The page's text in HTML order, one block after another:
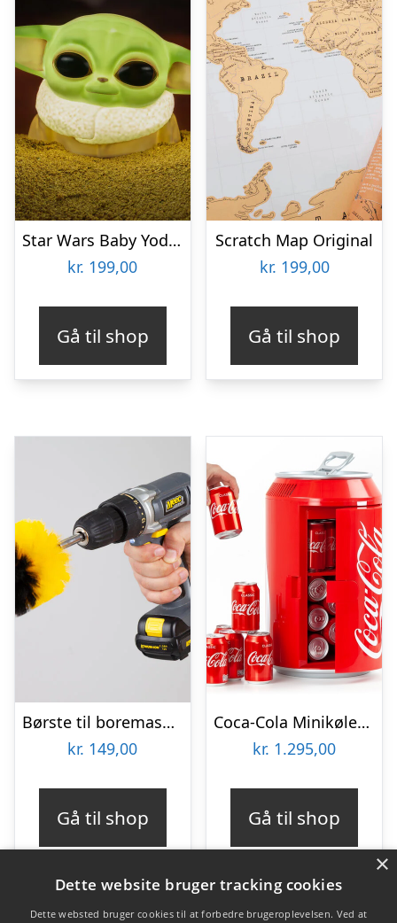
Star Wars Baby Yoda Lampe
kr. 199,00
Gå til shop
Scratch Map Original
kr. 199,00
Gå til shop
Børste til boremaskine 3-pak – Wibbri
kr. 149,00
Gå til shop
Coca-Cola Minikøleskab
kr. 1.295,00
Gå til shop
×
Dette website bruger tracking cookies
Dette websted bruger cookies til at forbedre brugeroplevelsen. Ved at